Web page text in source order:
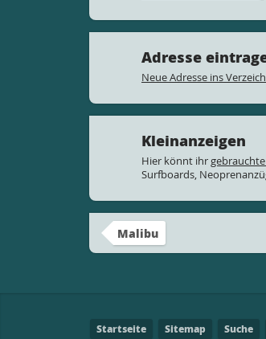
Adresse
Neue Adresse ins
Kleinanzeigen
Hier könnt ihr
Surfboards,
Malibu
Startseite Sitemap Suche